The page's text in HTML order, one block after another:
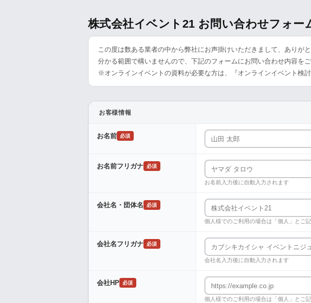
株式会社イベント21 お問い合わせフォー
この度は数ある業者の中から弊社にお声掛けいただきまして、ありが
分かる範囲で構いませんので、下記のフォームにお問い合わせ内容をご
※オンラインイベントの資料が必要な方は、『オンラインイベント検討
お客様情報
お名前 必須
お名前フリガナ 必須
お名前入力後に自動入力されます
会社名・団体名 必須
個人様でのご利用の場合は「個人」とご記
会社名フリガナ 必須
会社名入力後に自動入力されます
会社HP 必須
個人様でのご利用の場合は「個人」とご記